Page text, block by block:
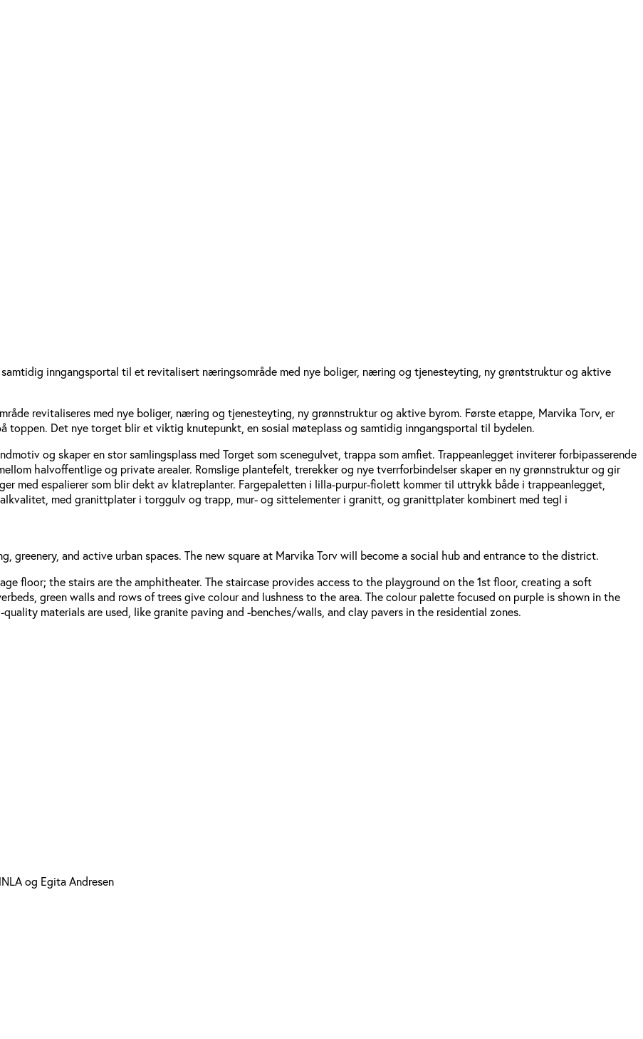
inngangsportal til et revitalisert næringsområde med nye boliger, næring og tjenesteyting, ny grøntstruktur og aktive
revitaliseres med nye boliger, næring og tjenesteyting, ny grønnstruktur og aktive byrom. Første etappe, Marvika Torv, er
toppen. Det nye torget blir et viktig knutepunkt, en sosial møteplass og samtidig inngangsportal til bydelen.
og skaper en stor samlingsplass med Torget som scenegulvet, trappa som amfiet. Trappeanlegget inviterer forbipasserende
halvoffentlige og private arealer. Romslige plantefelt, trerekker og nye tverrforbindelser skaper en ny grønnstruktur og gir
med espalierer som blir dekt av klatreplanter. Fargepaletten i lilla-purpur-fiolett kommer til uttrykk både i trappeanlegget,
med granittplater i torggulv og trapp, mur- og sittelementer i granitt, og granittplater kombinert med tegl i
greenery, and active urban spaces. The new square at Marvika Torv will become a social hub and entrance to the district.
floor; the stairs are the amphitheater. The staircase provides access to the playground on the 1st floor, creating a soft
green walls and rows of trees give colour and lushness to the area. The colour palette focused on purple is shown in the
materials are used, like granite paving and -benches/walls, and clay pavers in the residential zones.
og Egita Andresen